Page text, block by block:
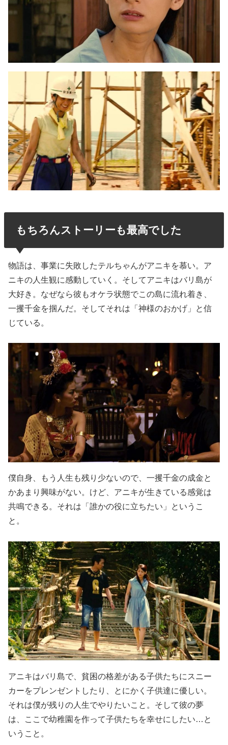
もちろんストーリーも最高でした
物語は、事業に失敗したテルちゃんがアニキを慕い。ア
ニキの人生観に感動していく。そしてアニキはバリ島が
大好き。なぜなら彼もオケラ状態でこの島に流れ着き、
一攫千金を掴んだ。そしてそれは「神様のおかげ」と信
じている。
僕自身、もう人生も残り少ないので、一攫千金の成金と
かあまり興味がない。けど、アニキが生きている感覚は
共鳴できる。それは「誰かの役に立ちたい」というこ
と。
アニキはバリ島で、貧困の格差がある子供たちにスニー
カーをプレンゼントしたり、とにかく子供達に優しい。
それは僕が残りの人生でやりたいこと。そして彼の夢
は、ここで幼稚園を作って子供たちを幸せにしたい…と
いうこと。